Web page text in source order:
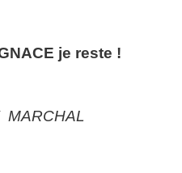
je reste !
MARCHAL